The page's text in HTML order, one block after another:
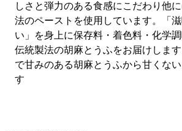
しさと弾力のある食感にこだわり他
法のペーストを使用しています。「
い」を身上に保存料・着色料・化学
伝統製法の胡麻とうふをお届けしま
で甘みのある胡麻とうふから甘くな
す